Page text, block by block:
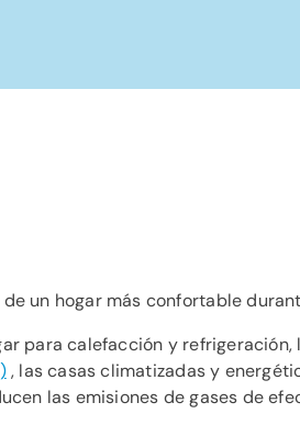
un hogar más confortable
para calefacción y refrigeración,
, las casas climatizadas y
las emisiones de gases de